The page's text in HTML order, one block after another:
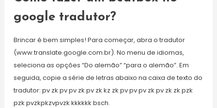
google tradutor?
Brincar é bem simples! Para começar, abra o tradutor
(www.translate.google.com.br). No menu de idiomas,
seleciona as opções “Do alemão” “para o alemão”. Em
seguida, copie a série de letras abaixo na caixa de texto do
tradutor: pv zk pv pv zk pv zk kz zk pv pv pv zk pv zk zk pzk
pzk pvzkpkzvpvzk kkkkkk bsch.